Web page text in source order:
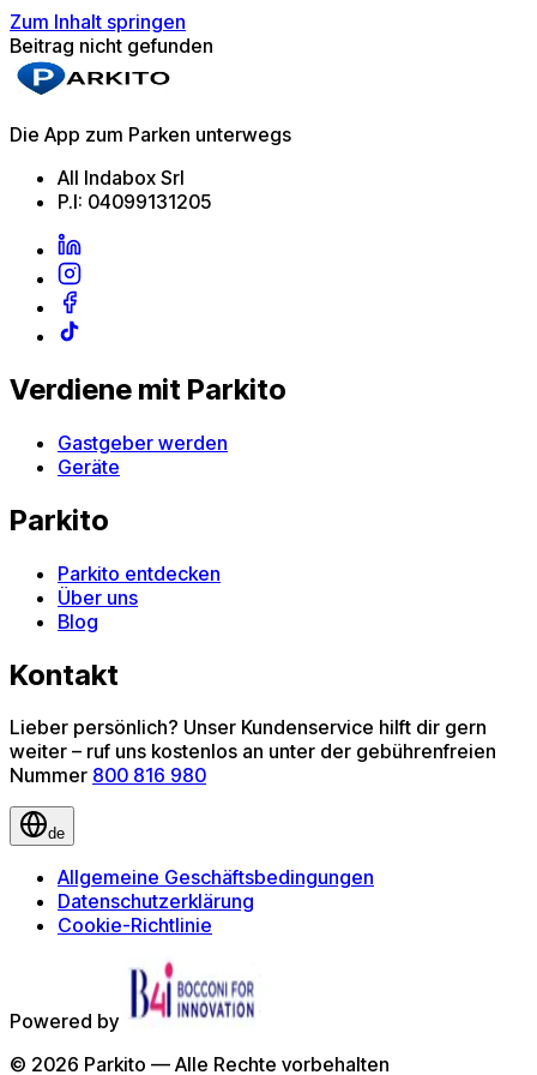
Zum Inhalt springen
Beitrag nicht gefunden
Die App zum Parken unterwegs
All Indabox Srl
P.I: 04099131205
Verdiene mit Parkito
Gastgeber werden
Geräte
Parkito
Parkito entdecken
Über uns
Blog
Kontakt
Lieber persönlich? Unser Kundenservice hilft dir gern
weiter – ruf uns kostenlos an unter der gebührenfreien
Nummer 800 816 980
de
Allgemeine Geschäftsbedingungen
Datenschutzerklärung
Cookie-Richtlinie
Powered by
© 2026 Parkito — Alle Rechte vorbehalten